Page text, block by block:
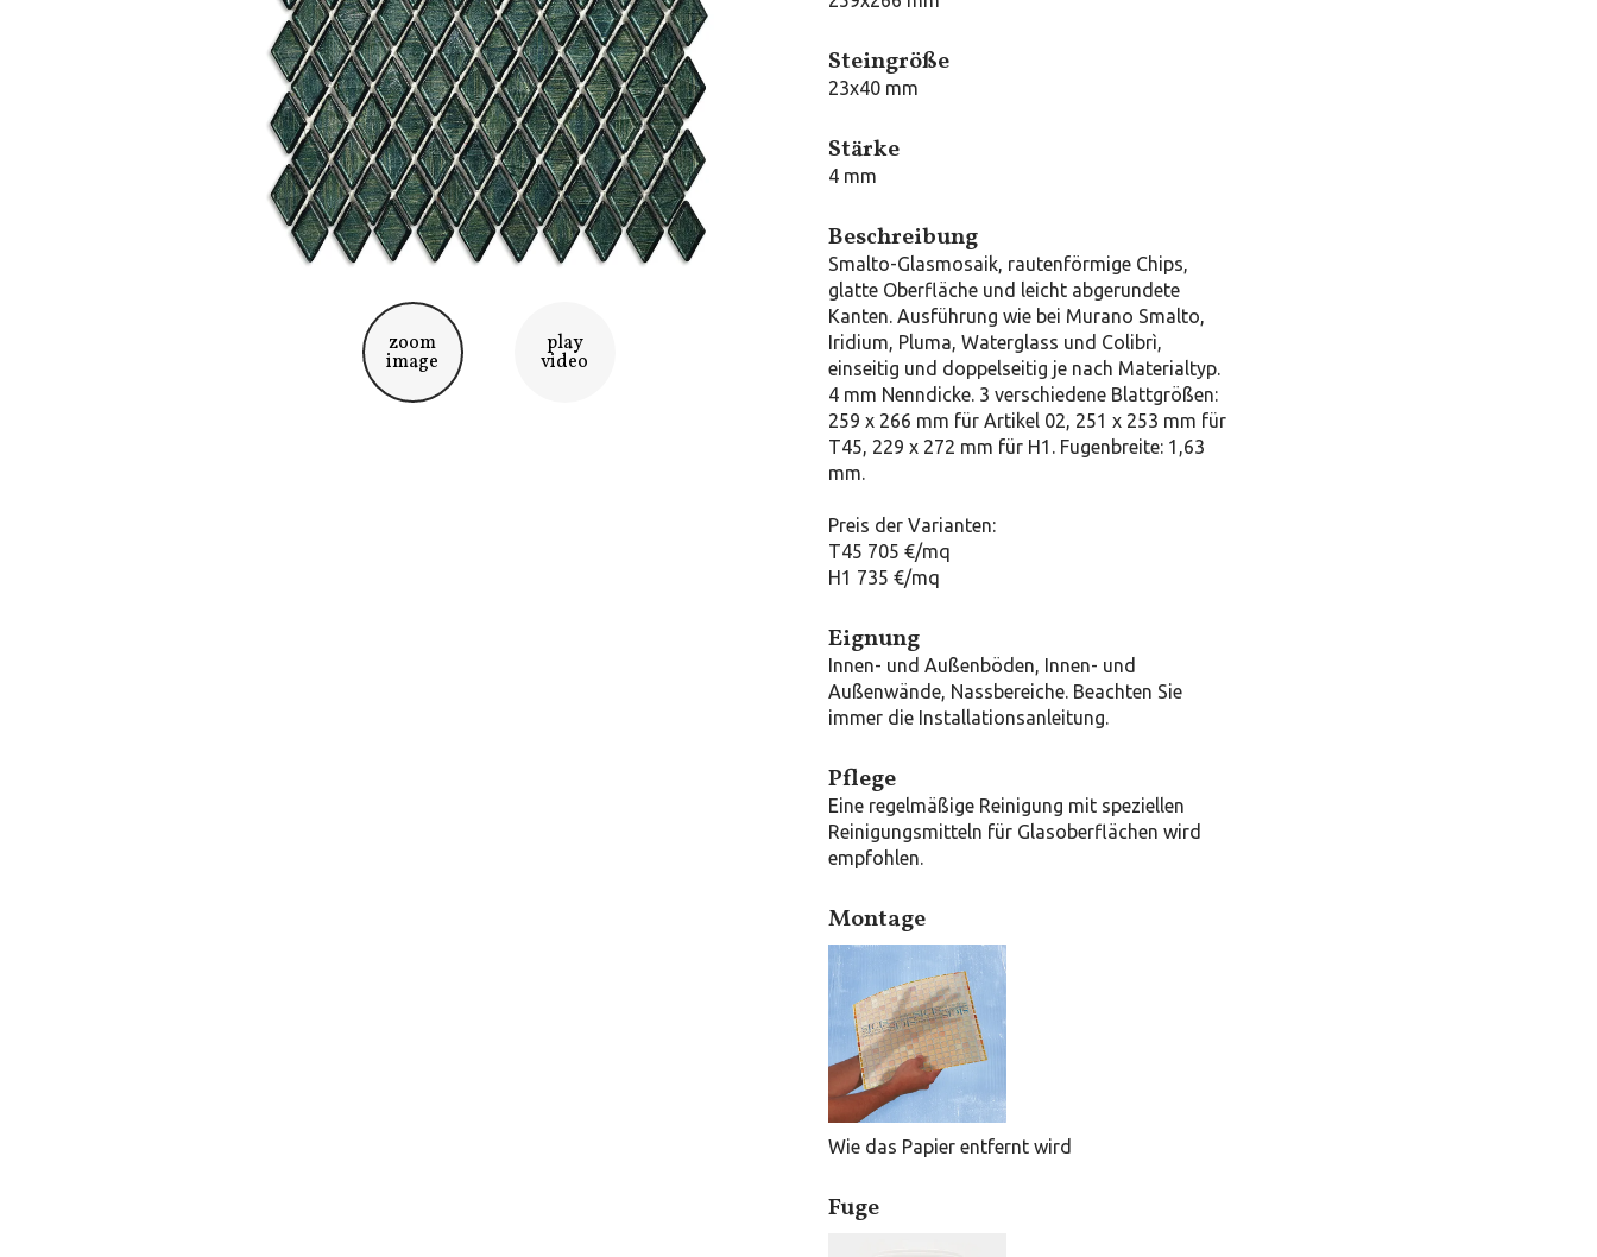
zoom
image
play
video
Steingröße
23x40 mm
Stärke
4 mm
Beschreibung
Smalto-Glasmosaik, rautenförmige Chips,
glatte Oberfläche und leicht abgerundete
Kanten. Ausführung wie bei Murano Smalto,
Iridium, Pluma, Waterglass und Colibrì,
einseitig und doppelseitig je nach Materialtyp.
4 mm Nenndicke. 3 verschiedene Blattgrößen:
259 x 266 mm für Artikel 02, 251 x 253 mm für
T45, 229 x 272 mm für H1. Fugenbreite: 1,63
mm.
Preis der Varianten:
T45 705 €/mq
H1 735 €/mq
Eignung
Innen- und Außenböden, Innen- und
Außenwände, Nassbereiche. Beachten Sie
immer die Installationsanleitung.
Pflege
Eine regelmäßige Reinigung mit speziellen
Reinigungsmitteln für Glasoberflächen wird
empfohlen.
Montage
Wie das Papier entfernt wird
Fuge